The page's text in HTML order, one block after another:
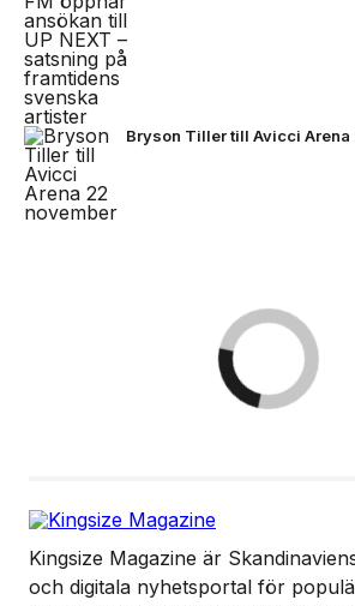
Bryson Tiller till Avicci Arena
Kingsize Magazine är
och digitala nyhetsportal för